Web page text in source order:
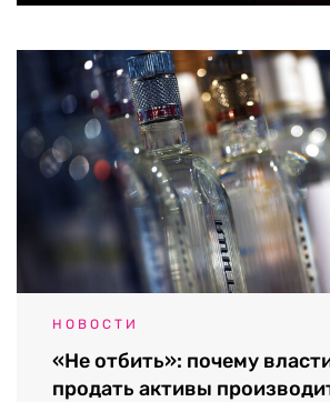
НОВОСТИ
«Не отбить»: почему
продать активы